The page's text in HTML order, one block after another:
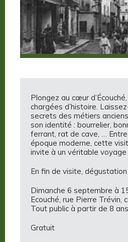
Plongez au cœur
chargées d’histoire.
secrets des métiers
son identité : bourrelier,
ferrant, rat de cave, …
époque moderne, cette
invite à un véritable
En fin de visite,
Dimanche 6 septembre à
Ecouché, rue Pierre Trévin,
Tout public à partir de 8
Gratuit